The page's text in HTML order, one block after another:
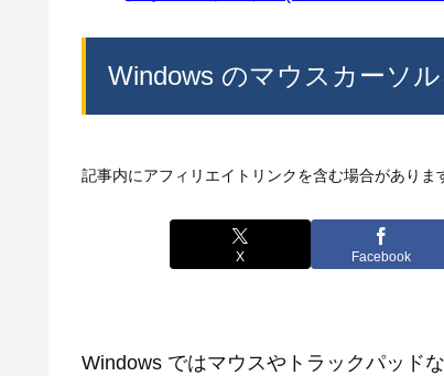
Windows のマウスカーソ
記事内にアフィリエイトリンクを含む場合がありま
X Facebook
Windows ではマウスやトラックパッド